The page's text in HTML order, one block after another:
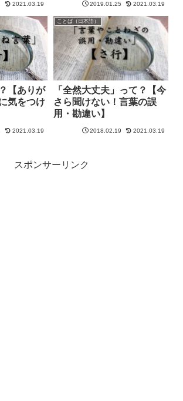
2021.03.19 2019.01.25 2021.03.19
【ありが
気をつけ
2021.03.19
ことば（日本語）
「全然大丈夫」って？【今
さら聞けない！言葉の誤
用・勘違い】
2018.02.19 2021.03.19
スポンサーリンク